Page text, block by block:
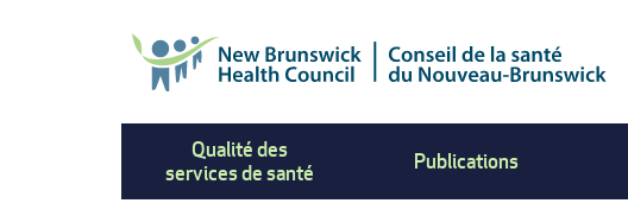
Qualité des
services de santé
Publications